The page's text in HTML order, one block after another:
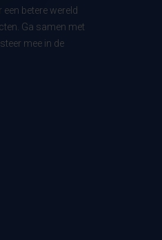
betere wereld
Ga samen met
mee in de